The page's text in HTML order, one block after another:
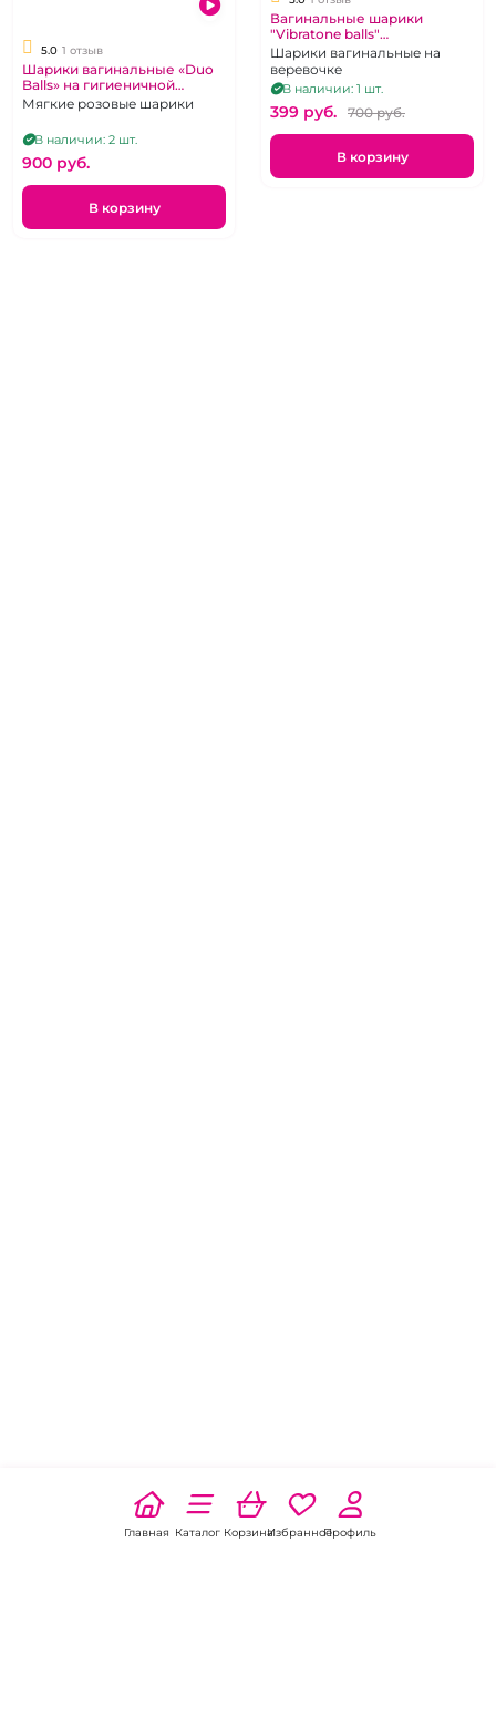
5.0 1 отзыв
Шарики вагинальные «Duo
Balls» на гигиеничной
сцепке.
Мягкие розовые шарики
В наличии: 2 шт.
900 pуб.
В корзину
Вагинальные шарики
"Vibratone balls"
пластиковые двойные
Шарики вагинальные на
веревочке
В наличии: 1 шт.
399 pуб. 700 pуб.
В корзину
Главная Каталог КорзинаИзбранноеПрофиль